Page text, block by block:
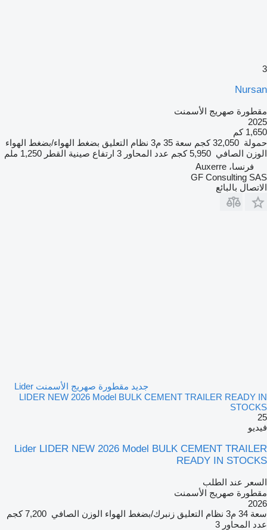
3
Nursan
مقطورة صهريج الأسمنت
2025
1,650 كم
حمولة 32,050 كجم سعة 35 م3 نظام التعليق بضغط الهواء/بضغط الهواء
الوزن الصافي 5,950 كجم عدد المحاور 3 ارتفاع صينية القطر 1,250 ملم
فرنسا، Auxerre
GF Consulting SAS
الاتصال بالبائع
جديد مقطورة صهريج الأسمنت Lider
LIDER NEW 2026 Model BULK CEMENT TRAILER READY IN
STOCKS
25
فيديو
Lider LIDER NEW 2026 Model BULK CEMENT TRAILER
READY IN STOCKS
السعر عند الطلب
مقطورة صهريج الأسمنت
2026
سعة 34 م3 نظام التعليق زنبرك/بضغط الهواء الوزن الصافي 7,200 كجم
عدد المحاور 3